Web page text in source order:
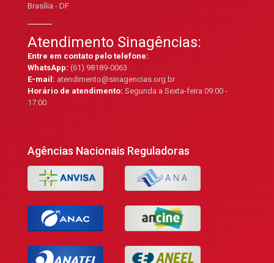
Brasília - DF
Atendimento Sinagências:
Entre em contato pelo telefone:
WhatsApp:(61) 98189-0063
E-mail:atendimento@sinagencias.org.br
Horário de atendimento:Segunda a Sexta-feira 09:00 -
17:00
Agências Nacionais Reguladoras